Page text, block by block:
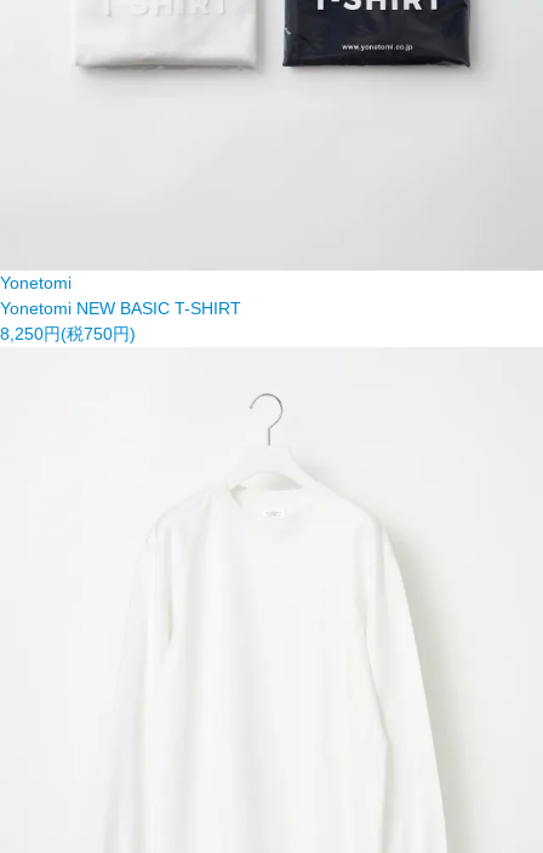
Yonetomi
Yonetomi NEW BASIC T-SHIRT
8,250円(税750円)